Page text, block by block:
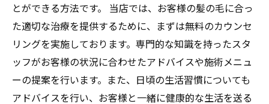
とができる方法です。 当店では、お客様の髪の毛に合っ
た適切な治療を提供するために、まずは無料のカウンセ
リングを実施しております。専門的な知識を持ったスタ
ッフがお客様の状況に合わせたアドバイスや施術メニュ
ーの提案を行います。また、日頃の生活習慣についても
アドバイスを行い、お客様と一緒に健康的な生活を送る